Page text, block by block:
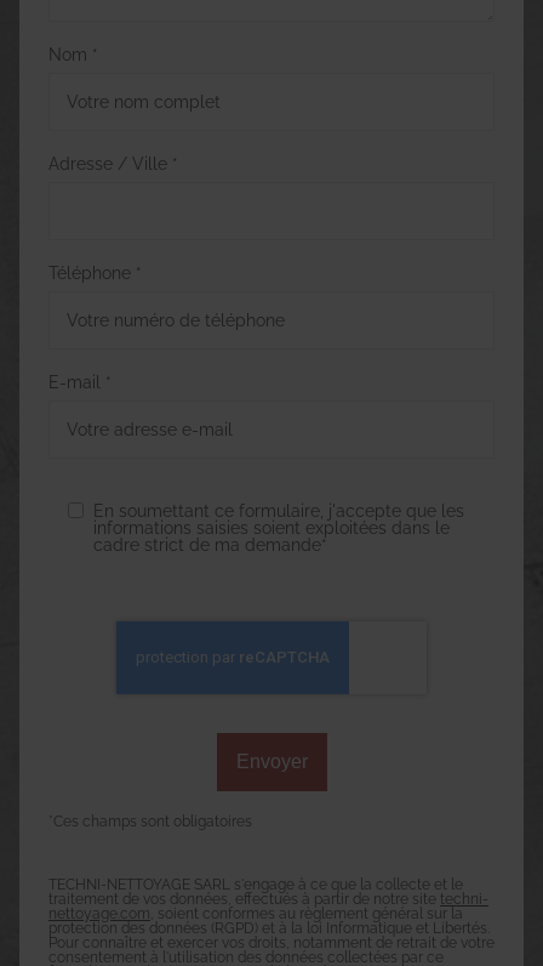
Nom *
Adresse / Ville *
Téléphone *
E-mail *
En soumettant ce formulaire, j'accepte que les
informations saisies soient exploitées dans le
cadre strict de ma demande*
*Ces champs sont obligatoires
TECHNI-NETTOYAGE SARL s'engage à ce que la collecte et le
traitement de vos données, effectués à partir de notre site techni-
nettoyage.com , soient conformes au règlement général sur la
protection des données (RGPD) et à la loi Informatique et Libertés.
Pour connaître et exercer vos droits, notamment de retrait de votre
consentement à l'utilisation des données collectées par ce